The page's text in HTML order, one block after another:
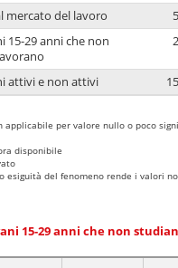
mercato del lavoro
15-29 anni che non
attivi e non attivi
applicabile per valore nullo o poco
disponibile
esiguità del fenomeno rende i valori
15-29 anni che non